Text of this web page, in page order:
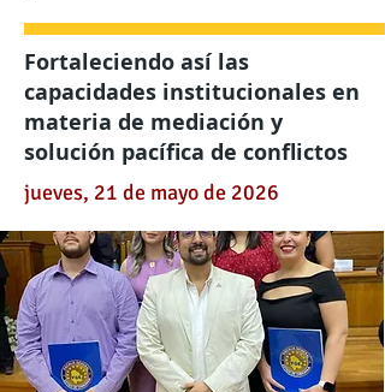
Fortaleciendo así las
capacidades institucionales en
materia de mediación y
solución pacífica de conflictos
jueves, 21 de mayo de 2026